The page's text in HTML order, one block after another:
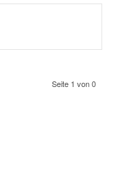
Seite 1 von 0